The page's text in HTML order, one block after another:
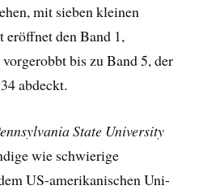
mit sieben kleinen
eröffnet den Band 1,
bis zu Band 5, der
abdeckt.
State University
wie schwierige
US-amerikanischen Uni-